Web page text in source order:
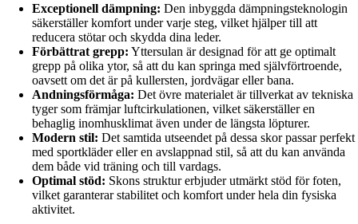
Exceptionell dämpning: Den inbyggda dämpningsteknologin
säkerställer komfort under varje steg, vilket hjälper till att
reducera stötar och skydda dina leder.
Förbättrat grepp: Yttersulan är designad för att ge optimalt
grepp på olika ytor, så att du kan springa med självförtroende,
oavsett om det är på kullersten, jordvägar eller bana.
Andningsförmåga: Det övre materialet är tillverkat av tekniska
tyger som främjar luftcirkulationen, vilket säkerställer en
behaglig inomhusklimat även under de längsta löpturer.
Modern stil: Det samtida utseendet på dessa skor passar perfekt
med sportkläder eller en avslappnad stil, så att du kan använda
dem både vid träning och till vardags.
Optimal stöd: Skons struktur erbjuder utmärkt stöd för foten,
vilket garanterar stabilitet och komfort under hela din fysiska
aktivitet.